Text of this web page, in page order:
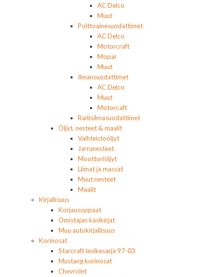
AC Delco
Muut
Polttoainesuodattimet
AC Delco
Motorcraft
Mopar
Muut
Ilmansuodattimet
AC Delco
Muut
Motorcaft
Raitisilmasuodattimet
Öljyt, nesteet & maalit
Vaihteistoöljyt
Jarrunesteet
Moottoriöljyt
Liimat ja massat
Muut nesteet
Maalit
Kirjallisuus
Korjausoppaat
Omistajan käsikirjat
Muu autokirjallisuus
Korinosat
Starcraft levikesarja 97-03
Mustang korinosat
Chevrolet